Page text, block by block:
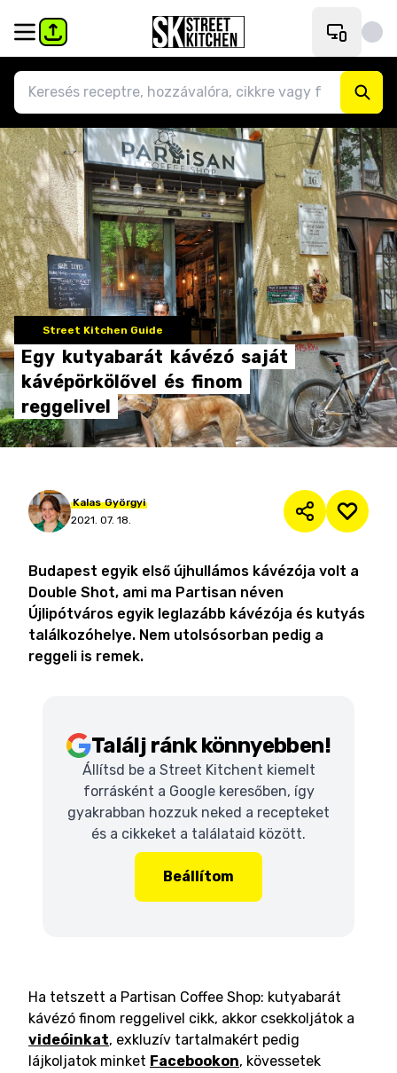
Street Kitchen Guide
Egy kutyabarát kávézó saját
kávépörkölővel és finom
reggelivel
Kalas Györgyi
2021. 07. 18.
Budapest egyik első újhullámos kávézója volt a
Double Shot, ami ma Partisan néven
Újlipótváros egyik leglazább kávézója és kutyás
találkozóhelye. Nem utolsósorban pedig a
reggeli is remek.
Találj ránk könnyebben!
Állítsd be a Street Kitchent kiemelt
forrásként a Google keresőben, így
gyakrabban hozzuk neked a recepteket
és a cikkeket a találataid között.
Beállítom
Ha tetszett a Partisan Coffee Shop: kutyabarát
kávézó finom reggelivel cikk, akkor csekkoljátok a
videóinkat, exkluzív tartalmakért pedig
lájkoljatok minket Facebookon, kövessetek